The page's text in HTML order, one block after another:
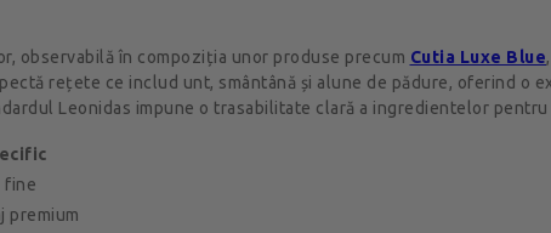
observabilă în compoziția unor produse precum Cutia Luxe Blue
rețete ce includ unt, smântână și alune de pădure, oferind o
Leonidas impune o trasabilitate clară a ingredientelor
fine
premium